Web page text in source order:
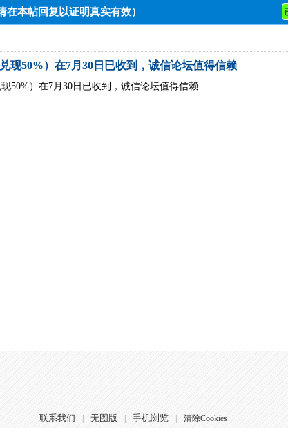
本帖回复以证明真实有效）
现50%）在7月30日已收到，诚信论坛值得信赖
50%）在7月30日已收到，诚信论坛值得信赖
联系我们 无图版 手机浏览
清除Cookies